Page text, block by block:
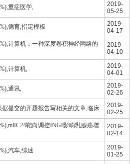
重症医学,
2019-
05-25
德育,指定模板
2019-
04-17
计算机：一种深度卷积神经网络的
2019-
04-10
计算机,
2019-
04-01
通讯,
2019-
02-26
据提交的开题报告写相关的文章,临床
2019-
02-25
24靶向调控INGI影响乳腺癌增
2019-
02-14
汽车,综述
2019-
01-25